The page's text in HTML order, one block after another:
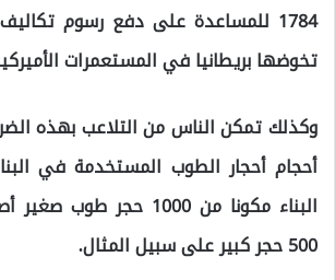
1784 للمساعدة على دفع رسوم
تخوضها بريطانيا في المستعمرات
وكذلك تمكن الناس من التلاعب بهذه
أحجام أحجار الطوب المستخدمة في
البناء مكونا من 1000 حجر
500 حجر كبير على سبيل المثال.